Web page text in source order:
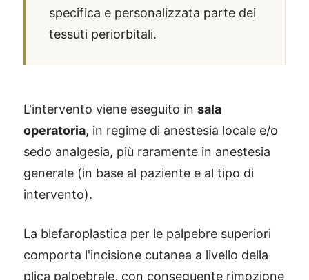
specifica e personalizzata parte dei
tessuti periorbitali.
L'intervento viene eseguito in sala
operatoria, in regime di anestesia locale e/o
sedo analgesia, più raramente in anestesia
generale (in base al paziente e al tipo di
intervento).
La blefaroplastica per le palpebre superiori
comporta l'incisione cutanea a livello della
plica palpebrale, con conseguente rimozione